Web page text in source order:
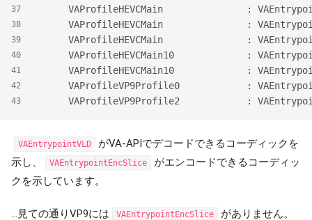
37
38
39
40
41
42
43
VAProfileHEVCMain
VAProfileHEVCMain
VAProfileHEVCMain
VAProfileHEVCMain10
VAProfileHEVCMain10
VAProfileVP9Profile0
VAProfileVP9Profile2
VAEntrypointVLD
がVA-APIでデコードできるコーディックを
示し、
VAEntrypointEncSlice
がエンコードできるコーディッ
クを示しています。
…見ての通りVP9には VAEntrypointEncSlice がありません。